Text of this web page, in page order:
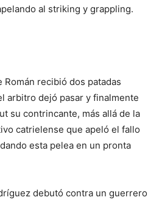
al striking y grappling.
Román recibió dos patadas
arbitro dejó pasar y finalmente
su contrincante, más allá de la
catrielense que apeló el fallo
esta pelea en un pronta
debutó contra un guerrero